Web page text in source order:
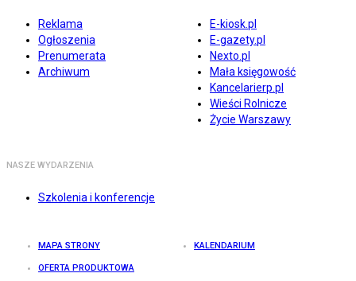
Reklama
Ogłoszenia
Prenumerata
Archiwum
E-kiosk.pl
E-gazety.pl
Nexto.pl
Mała księgowość
Kancelarierp.pl
Wieści Rolnicze
Życie Warszawy
NASZE WYDARZENIA
Szkolenia i konferencje
MAPA STRONY KALENDARIUM
OFERTA PRODUKTOWA